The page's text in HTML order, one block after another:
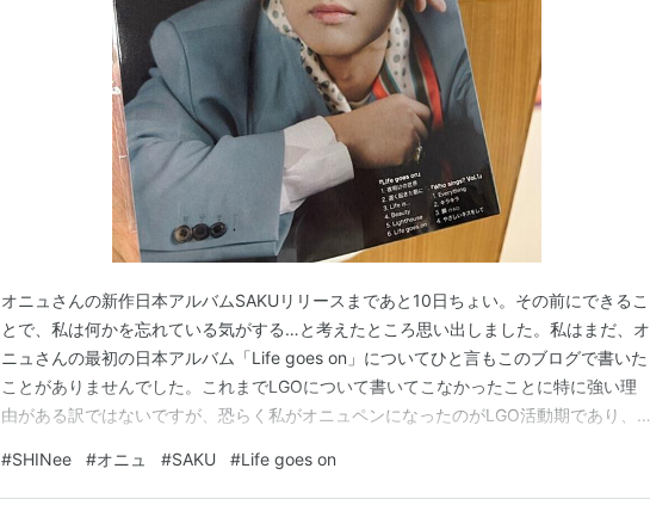
オニュさんの新作日本アルバムSAKUリリースまであと10日ちょい。その前にできるこ
とで、私は何かを忘れている気がする…と考えたところ思い出しました。私はまだ、オ
ニュさんの最初の日本アルバム「Life goes on」についてひと言もこのブログで書いた
ことがありませんでした。これまでLGOについて書いてこなかったことに特に強い理
由がある訳ではないですが、恐らく私がオニュペンになったのがLGO活動期であり、
来月に日本アルバム第二弾のリリースを控えたこのおめでたい時期、せっかくなので今
回の文章では、Life goes on…
#SHINee #オニュ #SAKU #Life goes on